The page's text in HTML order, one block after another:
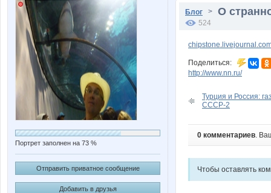
Портрет заполнен на 73 %
Отправить приватное сообщение
Добавить в друзья
Блог > О
524
Поделиться:
http://www.nn.ru/
Турция и Россия:
СССР-2
0 комментариев.
Чтобы оставлять